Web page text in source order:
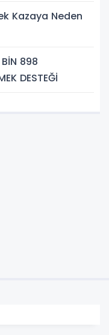
Kazaya Neden
BİN 898
DESTEĞİ